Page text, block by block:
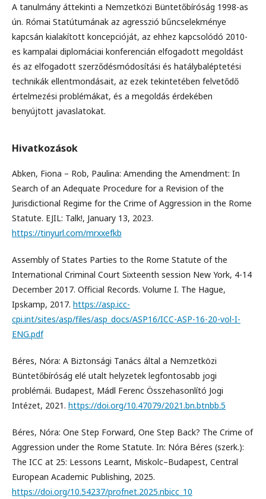
A tanulmány áttekinti a Nemzetközi Büntetőbíróság 1998-as
ún. Római Statútumának az agresszió bűncselekménye
kapcsán kialakított koncepcióját, az ehhez kapcsolódó 2010-
es kampalai diplomáciai konferencián elfogadott megoldást
és az elfogadott szerződésmódosítási és hatálybaléptetési
technikák ellentmondásait, az ezek tekintetében felvetődő
értelmezési problémákat, és a megoldás érdekében
benyújtott javaslatokat.
Hivatkozások
Abken, Fiona – Rob, Paulina: Amending the Amendment: In
Search of an Adequate Procedure for a Revision of the
Jurisdictional Regime for the Crime of Aggression in the Rome
Statute. EJIL: Talk!, January 13, 2023.
https://tinyurl.com/mrxxefkb
Assembly of States Parties to the Rome Statute of the
International Criminal Court Sixteenth session New York, 4-14
December 2017. Official Records. Volume I. The Hague,
Ipskamp, 2017. https://asp.icc-
cpi.int/sites/asp/files/asp_docs/ASP16/ICC-ASP-16-20-vol-I-
ENG.pdf
Béres, Nóra: A Biztonsági Tanács által a Nemzetközi
Büntetőbíróság elé utalt helyzetek legfontosabb jogi
problémái. Budapest, Mádl Ferenc Összehasonlító Jogi
Intézet, 2021. https://doi.org/10.47079/2021.bn.btnbb.5
Béres, Nóra: One Step Forward, One Step Back? The Crime of
Aggression under the Rome Statute. In: Nóra Béres (szerk.):
The ICC at 25: Lessons Learnt, Miskolc–Budapest, Central
European Academic Publishing, 2025.
https://doi.org/10.54237/profnet.2025.nbicc_10